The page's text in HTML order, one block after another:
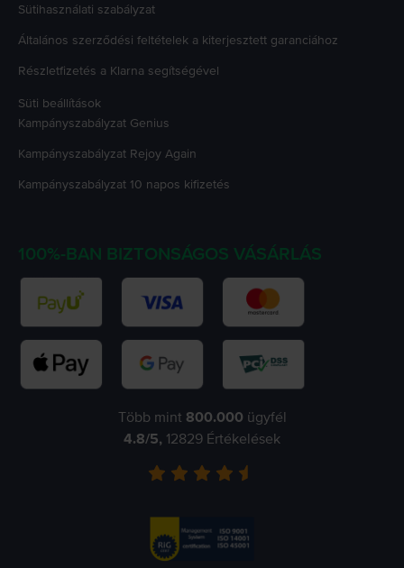
Sütihasználati szabályzat
Általános szerződési feltételek a kiterjesztett garanciához
Részletfizetés a Klarna segítségével
Süti beállítások
Kampányszabályzat Genius
Kampányszabályzat Rejoy Again
Kampányszabályzat 10 napos kifizetés
100%-BAN BIZTONSÁGOS VÁSÁRLÁS
Több mint 800.000 ügyfél
4.8/5, 12829 Értékelések